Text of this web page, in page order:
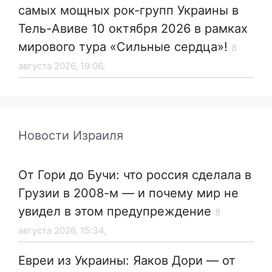
самых мощных рок-групп Украины в
Тель-Авиве 10 октября 2026 в рамках
мирового тура «Сильные сердца»! 8
августа 2026, 19:06,
Новости Израиля
От Гори до Бучи: что россия сделала в
Грузии в 2008-м — и почему мир не
увидел в этом предупреждение 8
августа 2026, 15:34,
Евреи из Украины: Яаков Дори — от